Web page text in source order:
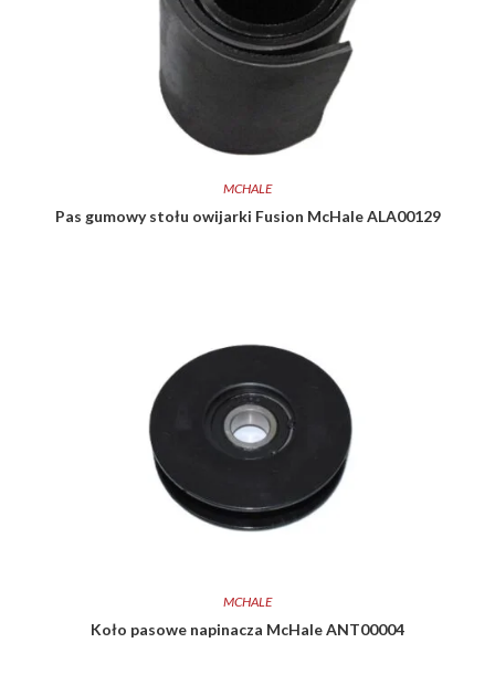
MCHALE
Pas gumowy stołu owijarki Fusion McHale ALA00129
MCHALE
Koło pasowe napinacza McHale ANT00004